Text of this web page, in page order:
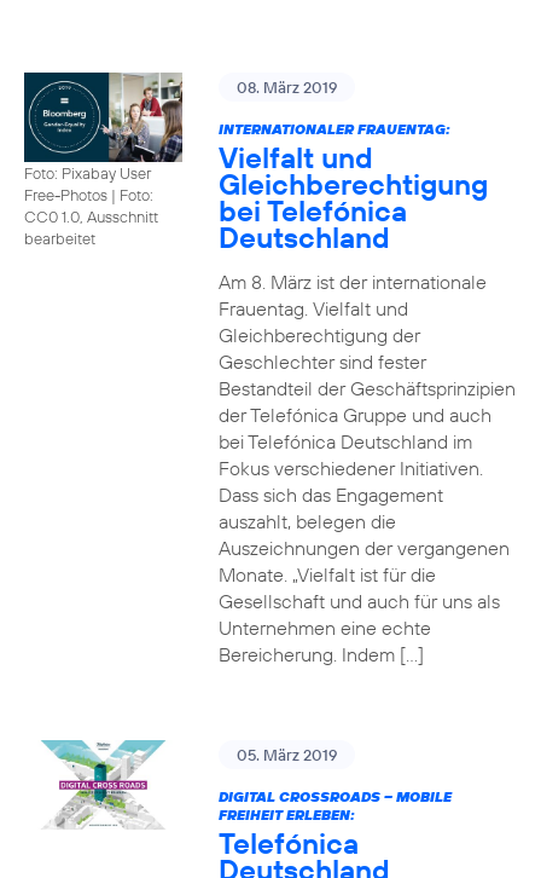
Foto: Pixabay User
Free-Photos | Foto:
CC0 1.0, Ausschnitt
bearbeitet
08. März 2019
INTERNATIONALER FRAUENTAG:
Vielfalt und
Gleichberechtigung
bei Telefónica
Deutschland
Am 8. März ist der internationale
Frauentag. Vielfalt und
Gleichberechtigung der
Geschlechter sind fester
Bestandteil der Geschäftsprinzipien
der Telefónica Gruppe und auch
bei Telefónica Deutschland im
Fokus verschiedener Initiativen.
Dass sich das Engagement
auszahlt, belegen die
Auszeichnungen der vergangenen
Monate. „Vielfalt ist für die
Gesellschaft und auch für uns als
Unternehmen eine echte
Bereicherung. Indem […]
05. März 2019
DIGITAL CROSSROADS – MOBILE
FREIHEIT ERLEBEN:
Telefónica
Deutschland